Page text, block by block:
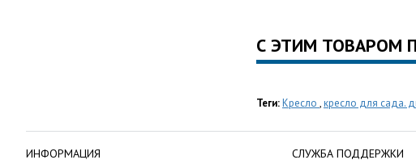
С ЭТИМ ТОВАРОМ
Теги:Кресло ,кресло для сада.
ИНФОРМАЦИЯ СЛУЖБА ПОДДЕРЖКИ